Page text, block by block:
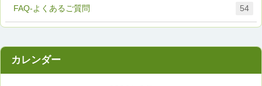
FAQ-よくあるご質問 54